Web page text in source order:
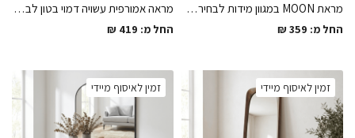
מראת MOON במגוון מידות לבחירה בגוון אבן לבנה בעיצוב מסגרת מעץ בשילוב פריימלס
החל מ: ₪ 359
מראה אמורפית עשויה דמוי בטון לבן בגימור מושלם במגוון מידות גדול לבחירה, פיס לחלל נקי ונעים
החל מ: ₪ 419
זמין לאיסוף מיידי זמין לאיסוף מיידי